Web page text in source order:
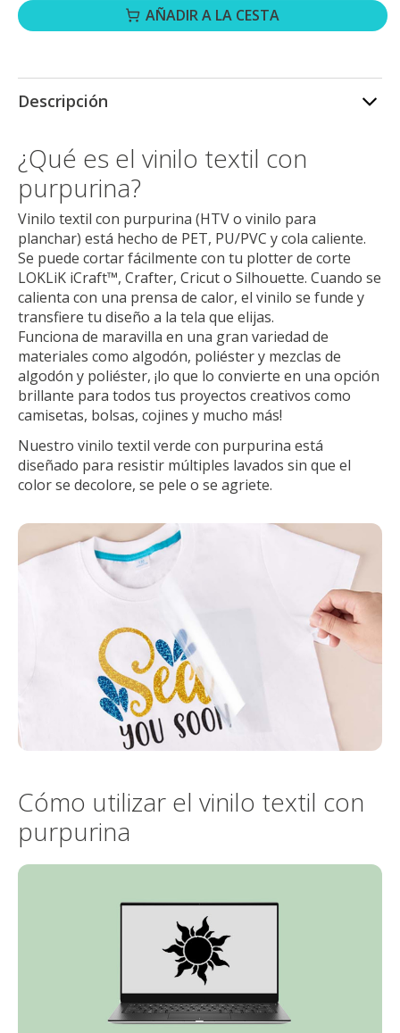
AÑADIR A LA CESTA
Descripción
¿Qué es el vinilo textil con
purpurina?
Vinilo textil con purpurina (HTV o vinilo para
planchar) está hecho de PET, PU/PVC y cola caliente.
Se puede cortar fácilmente con tu plotter de corte
LOKLiK iCraft™, Crafter, Cricut o Silhouette. Cuando se
calienta con una prensa de calor, el vinilo se funde y
transfiere tu diseño a la tela que elijas.
Funciona de maravilla en una gran variedad de
materiales como algodón, poliéster y mezclas de
algodón y poliéster, ¡lo que lo convierte en una opción
brillante para todos tus proyectos creativos como
camisetas, bolsas, cojines y mucho más!
Nuestro vinilo textil verde con purpurina está
diseñado para resistir múltiples lavados sin que el
color se decolore, se pele o se agriete.
Cómo utilizar el vinilo textil con
purpurina